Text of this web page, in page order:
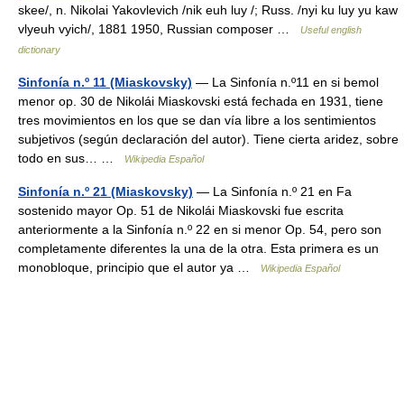
skee/, n. Nikolai Yakovlevich /nik euh luy /; Russ. /nyi ku luy yu kaw
vlyeuh vyich/, 1881 1950, Russian composer …
Useful english
dictionary
Sinfonía n.º 11 (Miaskovsky) — La Sinfonía n.º11 en si bemol
menor op. 30 de Nikolái Miaskovski está fechada en 1931, tiene
tres movimientos en los que se dan vía libre a los sentimientos
subjetivos (según declaración del autor). Tiene cierta aridez, sobre
todo en sus… …
Wikipedia Español
Sinfonía n.º 21 (Miaskovsky) — La Sinfonía n.º 21 en Fa
sostenido mayor Op. 51 de Nikolái Miaskovski fue escrita
anteriormente a la Sinfonía n.º 22 en si menor Op. 54, pero son
completamente diferentes la una de la otra. Esta primera es un
monobloque, principio que el autor ya …
Wikipedia Español